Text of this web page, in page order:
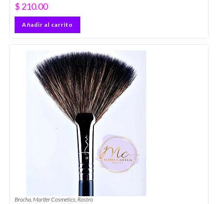
$ 210.00
Añadir al carrito
Brocha,Marifer Cosmetics, Rostro